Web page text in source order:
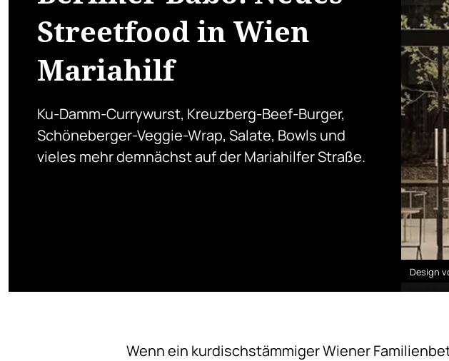
Streetfood in Wien
Mariahilf
Ku-Damm-Currywurst, Kreuzberg-Beef-Burger,
Schöneberger-Veggie-Wrap, Salate, Bowls und
vieles mehr demnächst auf der Mariahilfer Straße.
Design
Wenn ein kurdischstämmiger Wiener